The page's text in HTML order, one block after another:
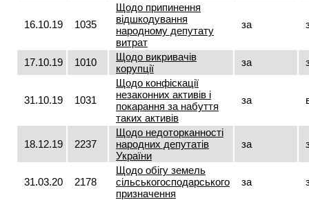
16.10.19 1035
Щодо припинення
відшкодування
народному депутату
витрат
за
17.10.19 1010
Щодо викривачів
корупції
за
31.10.19 1031
Щодо конфіскації
незаконних активів і
покарання за набуття
таких активів
за
18.12.19 2237
Щодо недоторканності
народних депутатів
України
за
31.03.20 2178
Щодо обігу земель
сільськогосподарського
призначення
за